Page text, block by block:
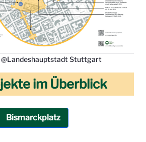
Stuttgart
im Überblick
Bismarckplatz